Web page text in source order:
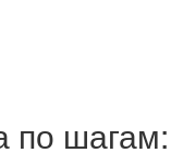
по шагам: